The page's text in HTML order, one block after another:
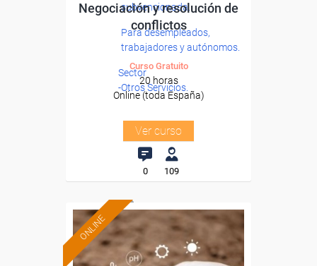
subvencionada.
Para desempleados,
trabajadores y autónomos.
Sector
-Otros Servicios.
Negociación y resolución de
conflictos
Curso Gratuito
20 horas
Online (toda España)
Ver curso
0 109
ONLINE